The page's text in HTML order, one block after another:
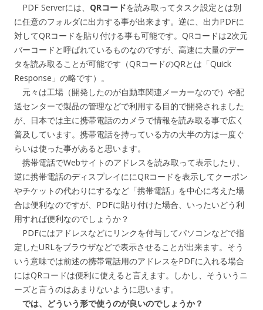
PDF Serverには、 QRコードを読み取ってタスク設定とは別
に任意のフォルダに出力する事が出来ます。逆に、出力PDFに
対してQRコードを貼り付ける事も可能です。QRコードは2次元
バーコードと呼ばれているものなのですが、高速に大量のデー
タを読み取ることが可能です（QRコードのQRとは「Quick
Response」の略です）。
元々は工場（開発したのが自動車関連メーカーなので）や配
送センターで製品の管理などで利用する目的で開発されました
が、日本では主に携帯電話のカメラで情報を読み取る事で広く
普及しています。携帯電話を持っている方の大半の方は一度ぐ
らいは使った事があると思います。
携帯電話でWebサイトのアドレスを読み取って表示したり、
逆に携帯電話のディスプレイににQRコードを表示してクーポン
やチケットの代わりにするなど「携帯電話」を中心に考えた場
合は便利なのですが、PDFに貼り付けた場合、いったいどう利
用すれば便利なのでしょうか？
PDFにはアドレスなどにリンクを付与してパソコンなどで指
定したURLをブラウザなどで表示させることが出来ます。そう
いう意味では前述の携帯電話用のアドレスをPDFに入れる場合
にはQRコードは便利に使えると言えます。しかし、そういうニ
ーズと言うのはあまりないように思います。
では、どういう形で使うのが良いのでしょうか？